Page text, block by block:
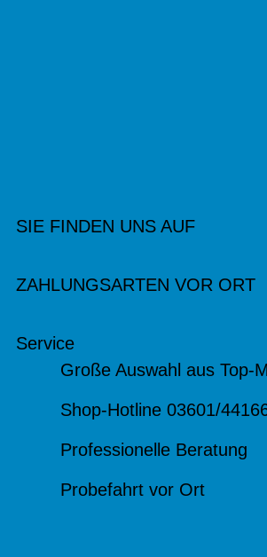
SIE FINDEN UNS AUF
ZAHLUNGSARTEN VOR ORT
Service
Große Auswahl aus Top-
Shop-Hotline 03601/
Professionelle Beratung
Probefahrt vor Ort